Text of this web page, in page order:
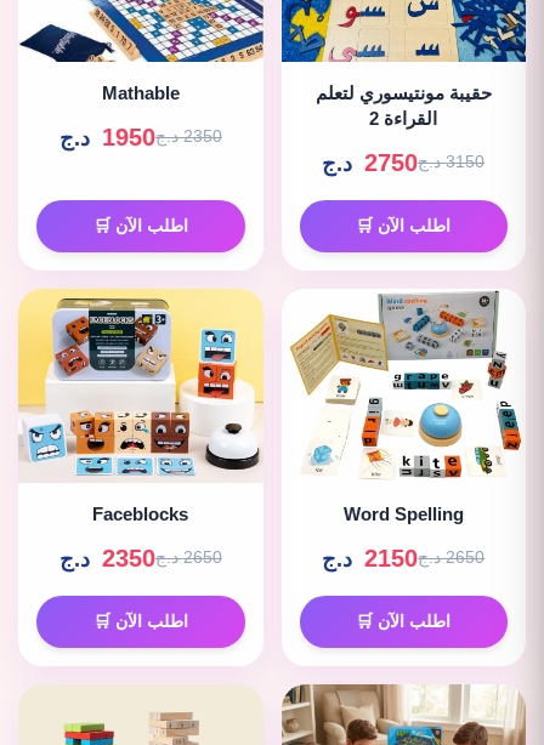
حقيبة مونتيسوري لتعلم
القراءة 2
3150 د.ج 2750 د.ج
اطلب الآن 🛒
Mathable
2350 د.ج 1950 د.ج
اطلب الآن 🛒
Word Spelling
2650 د.ج 2150 د.ج
اطلب الآن 🛒
Faceblocks
2650 د.ج 2350 د.ج
اطلب الآن 🛒